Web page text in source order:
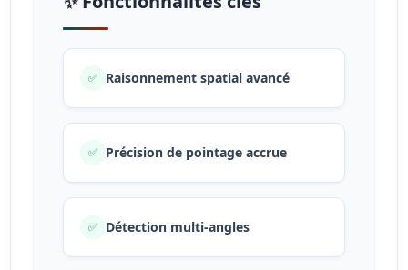
✅ Raisonnement spatial avancé
✅ Précision de pointage accrue
✅ Détection multi-angles